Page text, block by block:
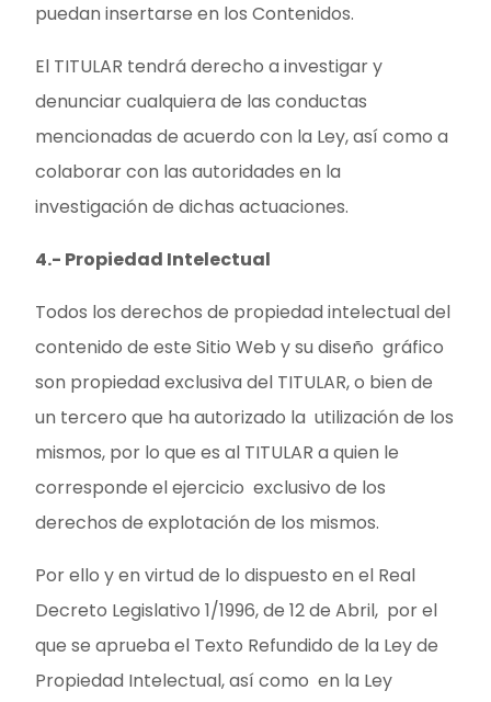
puedan insertarse en los Contenidos.
El TITULAR tendrá derecho a investigar y
denunciar cualquiera de las conductas
mencionadas de acuerdo con la Ley, así como a
colaborar con las autoridades en la
investigación de dichas actuaciones.
4.- Propiedad Intelectual
Todos los derechos de propiedad intelectual del
contenido de este Sitio Web y su diseño gráfico
son propiedad exclusiva del TITULAR, o bien de
un tercero que ha autorizado la utilización de los
mismos, por lo que es al TITULAR a quien le
corresponde el ejercicio exclusivo de los
derechos de explotación de los mismos.
Por ello y en virtud de lo dispuesto en el Real
Decreto Legislativo 1/1996, de 12 de Abril, por el
que se aprueba el Texto Refundido de la Ley de
Propiedad Intelectual, así como en la Ley